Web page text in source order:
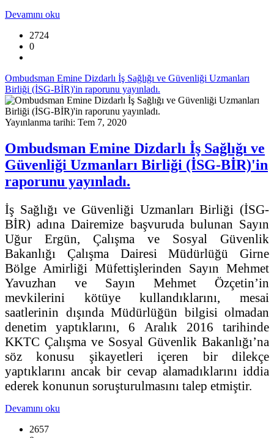
Devamını oku
2724
0
Ombudsman Emine Dizdarlı İş Sağlığı ve Güvenliği Uzmanları
Birliği (İSG-BİR)'in raporunu yayınladı.
Yayınlanma tarihi: Tem 7, 2020
Ombudsman Emine Dizdarlı İş Sağlığı ve
Güvenliği Uzmanları Birliği (İSG-BİR)'in
raporunu yayınladı.
İş Sağlığı ve Güvenliği Uzmanları Birliği (İSG-
BİR) adına Dairemize başvuruda bulunan Sayın
Uğur Ergün, Çalışma ve Sosyal Güvenlik
Bakanlığı Çalışma Dairesi Müdürlüğü Girne
Bölge Amirliği Müfettişlerinden Sayın Mehmet
Yavuzhan ve Sayın Mehmet Özçetin’in
mevkilerini kötüye kullandıklarını, mesai
saatlerinin dışında Müdürlüğün bilgisi olmadan
denetim yaptıklarını, 6 Aralık 2016 tarihinde
KKTC Çalışma ve Sosyal Güvenlik Bakanlığı’na
söz konusu şikayetleri içeren bir dilekçe
yaptıklarını ancak bir cevap alamadıklarını iddia
ederek konunun soruşturulmasını talep etmiştir.
Devamını oku
2657